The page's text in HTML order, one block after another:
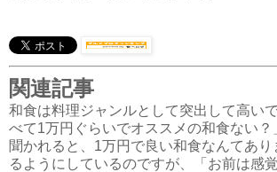
関連記事
和食は料理ジャンルとして突出して高い
べて1万円ぐらいでオススメの和食ない？
聞かれると、1万円で良い和食なんてあり
るようにしているのですが、「お前は感